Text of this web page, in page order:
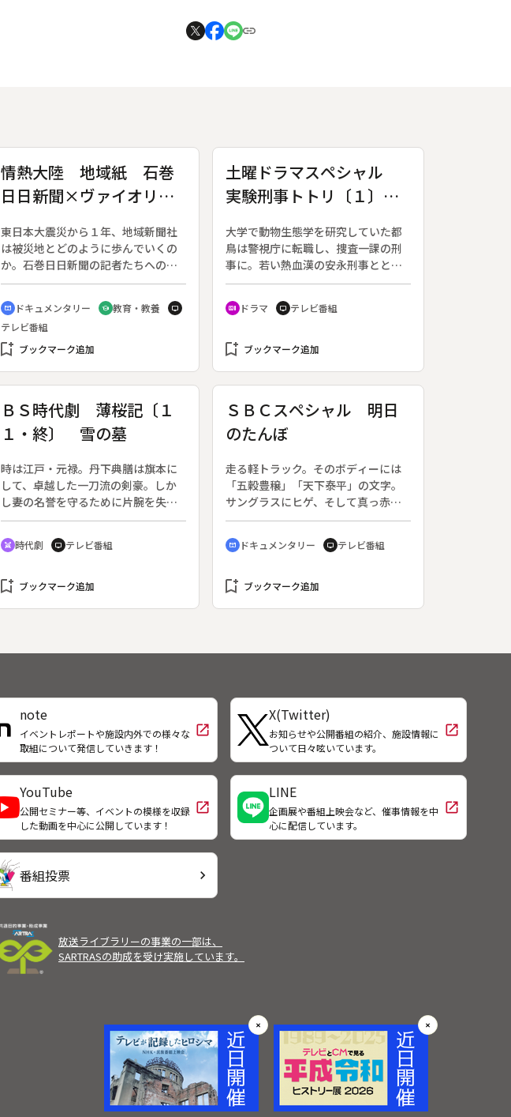
情熱大陸 地域紙 石巻
日日新聞×ヴァイオリニ
東日本大震災から１年、地域新聞社
は被災地とどのように歩んでいくの
か。石巻日日新聞の記者たちへの密
着ドキュメンタリーに加え、葉加瀬
太郎がロンドンからテーマ曲を初生
演奏。「世界は３・１１を忘れな
い」をテーマに、被災地からの中継
も含めて届ける３０分。◆東日本大
日日新聞社。彼らはこの１年何を感
じ、今何を社会に発信しようとして
いるのか。ジャーナリストとして、
そしてローカリストとして伝えたい
ことをペンに込めた「３・１１特別
号」の紙面づくりをカメラが追う。
さらに、「世界は３・１１を忘れな
ドンからオープニング曲とエンディ
シャルバージョンを初生演奏する。
cinematic_blur ドキュメンタリー school 教育・教養 tv
テレビ番組
bookmark_add ブックマーク追加
土曜ドラマスペシャル
実験刑事トトリ〔１〕
のレシピ
大学で動物生態学を研究していた都
鳥は警視庁に転職し、捜査一課の刑
事に。若い熱血漢の安永刑事ととも
に、犯人の仕掛けた完全犯罪に挑ん
でいく。（２０１２年１１月３日～
１２月１日放送、全５回）◆第１回
ピ」。動物学研究者の都鳥博士（三
の安永哲平（高橋光臣）と組むこと
となり、何とも扱いづらい、年上の
新人刑事とのコンビが誕生した。そ
んな中、有名な料理研究家・結城ゆ
かり（中越典子）のアシスタント・
映子（松本まりか）の遺体が山中で
発見される。都鳥はゆかりの夫・泰
recent_actors ドラマ tv テレビ番組
bookmark_add ブックマーク追加
ＢＳ時代劇 薄桜記〔１
１・終〕 雪の墓
時は江戸・元禄。丹下典膳は旗本に
して、卓越した一刀流の剣豪。しか
し妻の名誉を守るために片腕を失
い、家も断絶してしまう。浪人とな
った典膳を助けたのが、のちに赤穂
藩の家臣となる堀部安兵衛。一方、
上野介の用心棒となり、片腕の剣豪
送、全１１回）◆最終回「雪の
介（長塚京三）に直訴する。だが上
野介は月見の茶会を催すため、警備
強化のために増築した高塀を無粋だ
と壊してしまう。茶会の夜、典膳は
密かに堀部安兵衛（高橋和也）に会
うため、雪が降り始めた谷中へ出向
く。安兵衛は「一晩だけ身を隠して
ほしい」と懇願するが、典膳は太刀
を抜き、安兵衛たちと刃を交わすこ
とになる。刻々と打ち入りの時は迫
っていた。
swords 時代劇 tv テレビ番組
bookmark_add ブックマーク追加
ＳＢＣスペシャル 明日
のたんぼ
走る軽トラック。そのボディーには
「五穀豊穣」「天下泰平」の文字。
サングラスにヒゲ、そして真っ赤な
つなぎといういでたちでハンドルを
握るのは、コメ農家の竹内昭芳さ
ん。そのいかつい風貌とは裏腹に
い」というあたたかい気持ちを持っ
内山地区の山間地の田んぼでコメ作
をする竹内さん。その中にはコメ作
りをあきらめた農家から任された田
んぼもあり、周囲のお年寄りからも
頼りにされている。大規模化ができ
ず作業効率は悪いが、地元の清水を
活かして作ったうまいコメを全国各
地のファンに直接販売し、なんとか
コメ作りを成り立たせてきた。◆そ
んな竹内さんが最近不安を感じ始め
cinematic_blur ドキュメンタリー tv テレビ番組
bookmark_add ブックマーク追加
note
イベントレポートや施設内外での様々な
取組について発信していきます！
open_in_new
X(Twitter)
お知らせや公開番組の紹介、施設情報に
ついて日々呟いています。
open_in_new
YouTube
公開セミナー等、イベントの模様を収録
した動画を中心に公開しています！
open_in_new
LINE
企画展や番組上映会など、催事情報を中
心に配信しています。
open_in_new
番組投票 chevron_right
放送ライブラリーの事業の一部は、
SARTRASの助成を受け実施しています。
✕
✕